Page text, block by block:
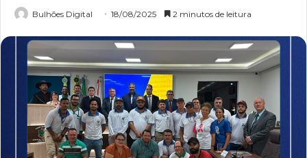
Bulhões Digital 18/08/2025 2 minutos de leitura